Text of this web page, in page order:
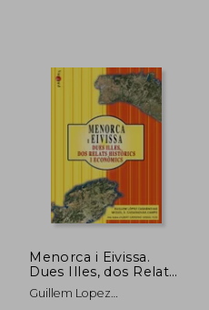
Menorca i Eivissa.
Dues Illes, dos Relats
Historics i Economics
(en Catalán)
Guillem Lopez